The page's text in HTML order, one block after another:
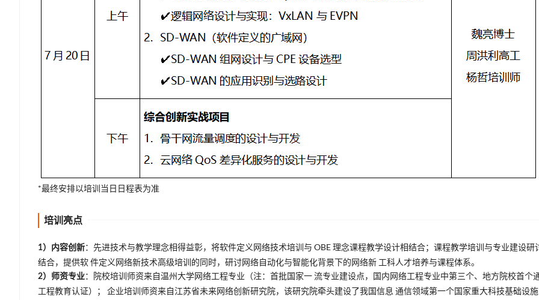
*最终安排以培训当日日程表为准
培训亮点
1）内容创新：先进技术与教学理念相得益彰，将软件定义网络技术培训与 OBE 理念课程教学设计相结合；课程教学培训与专业建设研
结合，提供软 件定义网络新技术高级培训的同时，研讨网络自动化与智能化背景下的网络新 工科人才培养与课程体系。
2）师资专业：院校培训师资来自温州大学网络工程专业（注：首批国家一 流专业建设点，国内网络工程专业中第三个、地方院校首个
工程教育认证）； 企业培训师资来自江苏省未来网络创新研究院，该研究院牵头建设了我国信息 通信领域第一个国家重大科技基础设